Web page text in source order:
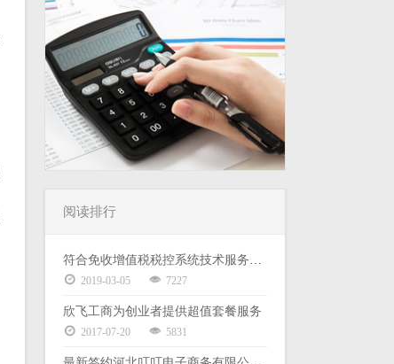
阅读排行
2019-03-05 7227
欣飞工商为创业者提供超值套餐服务
2017-07-20 5831